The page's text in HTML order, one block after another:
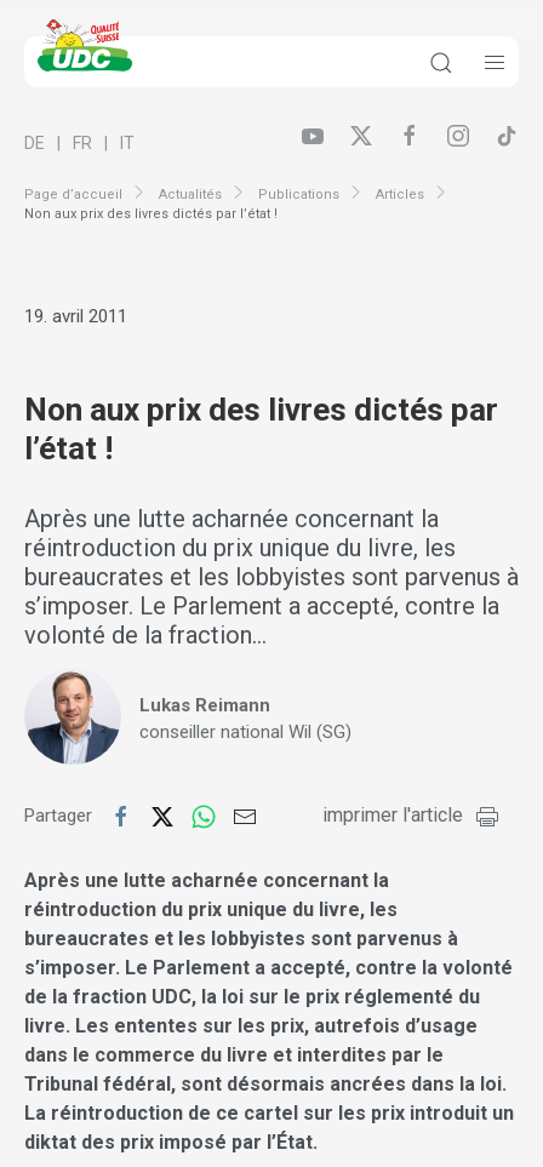
Page d’accueil Actualités Publications
Articles
Non aux prix des livres dictés par l’état !
DE FR IT
19. avril 2011
Non aux prix des livres dictés par
l’état !
Après une lutte acharnée concernant la
réintroduction du prix unique du livre, les
bureaucrates et les lobbyistes sont parvenus à
s’imposer. Le Parlement a accepté, contre la
volonté de la fraction…
Lukas Reimann
conseiller national Wil (SG)
Partager imprimer l'article
Après une lutte acharnée concernant la
réintroduction du prix unique du livre, les
bureaucrates et les lobbyistes sont parvenus à
s’imposer. Le Parlement a accepté, contre la volonté
de la fraction UDC, la loi sur le prix réglementé du
livre. Les ententes sur les prix, autrefois d’usage
dans le commerce du livre et interdites par le
Tribunal fédéral, sont désormais ancrées dans la loi.
La réintroduction de ce cartel sur les prix introduit un
diktat des prix imposé par l’État.